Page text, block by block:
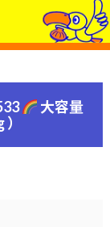
大容量